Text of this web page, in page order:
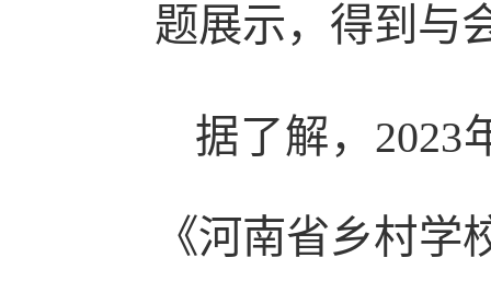
题展示，得到与
据了解，2023
《河南省乡村